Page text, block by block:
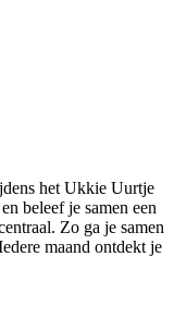
het Ukkie Uurtje
beleef je samen een
Zo ga je samen
maand ontdekt je